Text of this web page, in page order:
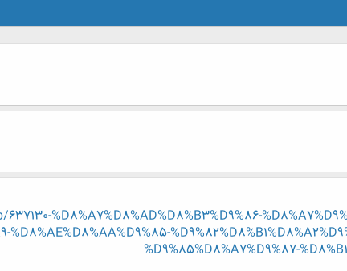
%D8%A7%D8%AD%D8%B3%D9%86-
%D8%AE%D8%AA%D9%85-
%D9%85%D8%A7%D9%87-